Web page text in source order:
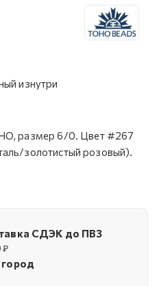
изнутри
размер 6/0. Цвет #267
золотистый розовый).
СДЭК до ПВЗ
₽